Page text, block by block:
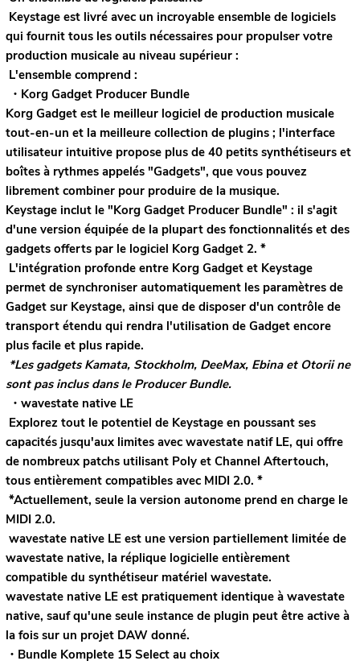
Keystage est livré avec un incroyable ensemble de logiciels
qui fournit tous les outils nécessaires pour propulser votre
production musicale au niveau supérieur :
L'ensemble comprend :
・Korg Gadget Producer Bundle
Korg Gadget est le meilleur logiciel de production musicale
tout-en-un et la meilleure collection de plugins ; l'interface
utilisateur intuitive propose plus de 40 petits synthétiseurs et
boîtes à rythmes appelés "Gadgets", que vous pouvez
librement combiner pour produire de la musique.
Keystage inclut le "Korg Gadget Producer Bundle" : il s'agit
d'une version équipée de la plupart des fonctionnalités et des
gadgets offerts par le logiciel Korg Gadget 2. *
L'intégration profonde entre Korg Gadget et Keystage
permet de synchroniser automatiquement les paramètres de
Gadget sur Keystage, ainsi que de disposer d'un contrôle de
transport étendu qui rendra l'utilisation de Gadget encore
plus facile et plus rapide.
*Les gadgets Kamata, Stockholm, DeeMax, Ebina et Otorii ne
sont pas inclus dans le Producer Bundle.
・wavestate native LE
Explorez tout le potentiel de Keystage en poussant ses
capacités jusqu'aux limites avec wavestate natif LE, qui offre
de nombreux patchs utilisant Poly et Channel Aftertouch,
tous entièrement compatibles avec MIDI 2.0. *
*Actuellement, seule la version autonome prend en charge le
MIDI 2.0.
wavestate native LE est une version partiellement limitée de
wavestate native, la réplique logicielle entièrement
compatible du synthétiseur matériel wavestate.
wavestate native LE est pratiquement identique à wavestate
native, sauf qu'une seule instance de plugin peut être active à
la fois sur un projet DAW donné.
・Bundle Komplete 15 Select au choix